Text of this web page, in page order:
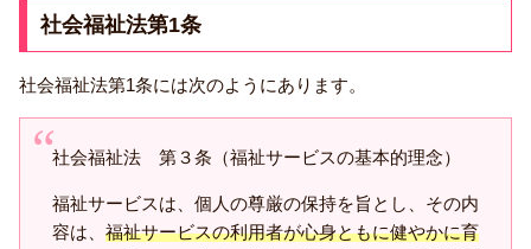
社会福祉法第1条
社会福祉法第1条には次のようにあります。
社会福祉法 第３条（福祉サービスの基本的理念）
福祉サービスは、個人の尊厳の保持を旨とし、その内
容は、 福祉サービスの利用者が心身ともに健やかに育